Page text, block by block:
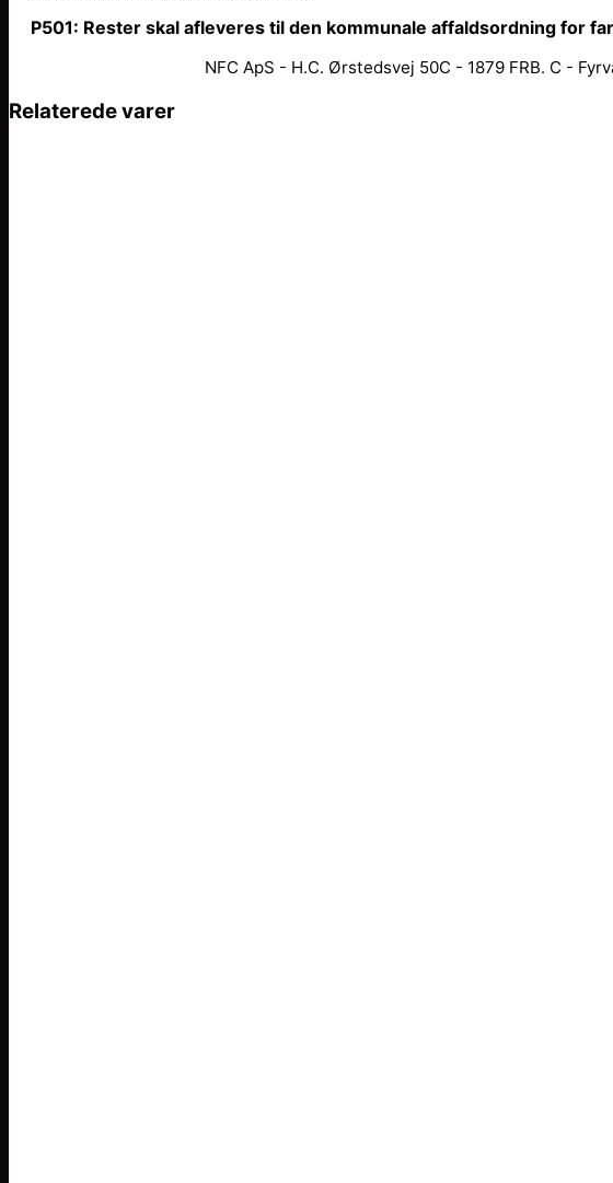
P501: Rester skal afleveres til den kommunale affaldsordning for
NFC ApS - H.C. Ørstedsvej 50C - 1879 FRB. C -
Relaterede varer